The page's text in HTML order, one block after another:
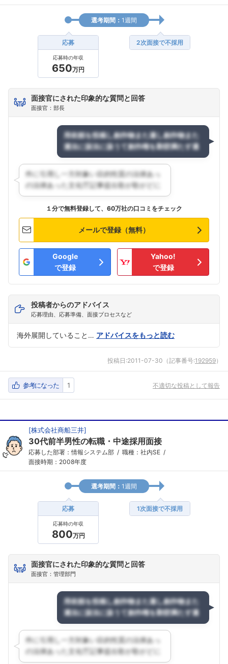
フォローしました
選考期間： 1週間
応募
応募時の年収
650万円
2次面接で不採用
面接官にされた印象的な質問と回答
面接官：部長
１分で無料登録して、60万社の口コミをチェック
メールで登録（無料）
Google
で登録
Yahoo!
で登録
投稿者からのアドバイス
応募理由、応募準備、面接プロセスなど
海外展開していること… アドバイスをもっと読む
投稿日:2011-07-30 （記事番号:192959）
参考になった 1 不適切な投稿として報告
[株式会社商船三井]
30代前半男性の転職・中途採用面接
応募した部署：情報システム部
職種：社内SE
面接時期：2008年度
選考期間： 1週間
応募
応募時の年収
800万円
1次面接で不採用
面接官にされた印象的な質問と回答
面接官：管理部門